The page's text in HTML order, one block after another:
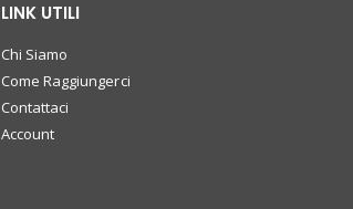
LINK UTILI
Chi Siamo
Come Raggiungerci
Contattaci
Account